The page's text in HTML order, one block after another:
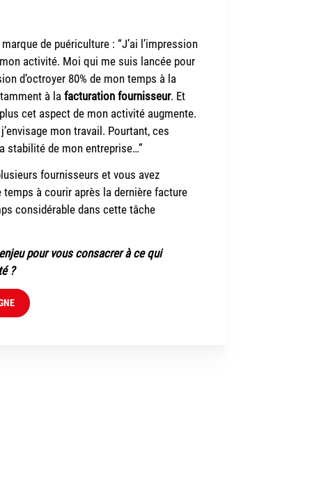
de puériculture : “J’ai l’impression
activité. Moi qui me suis lancée pour
d’octroyer 80% de mon temps à la
à lafacturation fournisseur. Et
cet aspect de mon activité augmente.
mon travail. Pourtant, ces
stabilité de mon entreprise…”
fournisseurs et vous avez
temps à courir après la dernière facture
considérable dans cette tâche
pour vous consacrer à ce qui
?